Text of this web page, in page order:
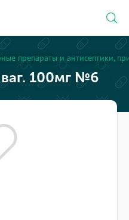
препараты и антисептики,
100мг №6